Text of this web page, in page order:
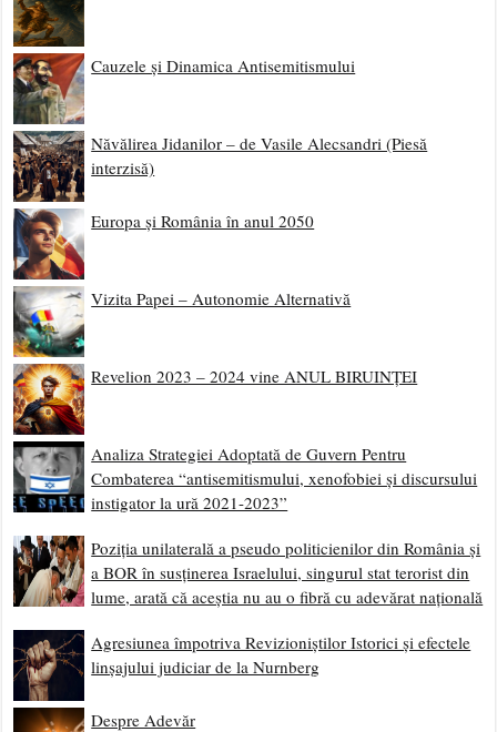
Cauzele și Dinamica Antisemitismului
Năvălirea Jidanilor – de Vasile Alecsandri (Piesă
interzisă)
Europa și România în anul 2050
Vizita Papei – Autonomie Alternativă
Revelion 2023 – 2024 vine ANUL BIRUINȚEI
Analiza Strategiei Adoptată de Guvern Pentru
Combaterea “antisemitismului, xenofobiei și discursului
instigator la ură 2021-2023”
Poziția unilaterală a pseudo politicienilor din România și
a BOR în susținerea Israelului, singurul stat terorist din
lume, arată că aceștia nu au o fibră cu adevărat națională
Agresiunea împotriva Revizioniștilor Istorici și efectele
linșajului judiciar de la Nurnberg
Despre Adevăr